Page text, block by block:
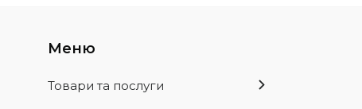
Товари та послуги